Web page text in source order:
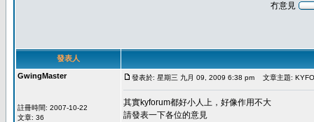
冇意見
發表人
GwingMaster
註冊時間: 2007-10-22
文章: 36
發表於: 星期三 九月 09, 2009 6:38 pm 文章主題:
其實kyforum都好小人上，好像作用不大
請發表一下各位的意見